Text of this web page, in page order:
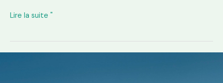
Lire la suite "